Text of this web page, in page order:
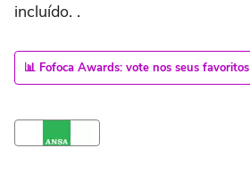
incluído. .
📊 Fofoca Awards: vote nos seus favoritos